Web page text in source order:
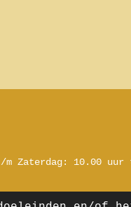
m Zaterdag: 10.00